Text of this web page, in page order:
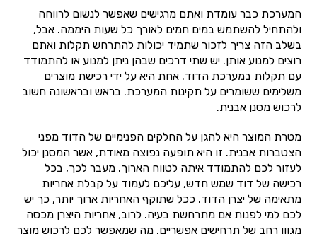
המערכת כבר עומדת ואתם מרגישים שאפשר לנשום לרווחה
ולהתחיל להשתמש במים חמים לאורך כל שעות היממה. אבל,
בשלב הזה צריך לזכור שתמיד יכולות להתרחש תקלות ואתם
רוצים למנוע אותן. יש שתי דרכים שבהן ניתן למנוע או להתמודד
עם תקלות במערכת הדוד. אחת היא על ידי רכישת מוצרים
משלימים ששומרים על תקינות המערכת. בראש ובראשונה חשוב
לרכוש מסנן אבנית.
מטרת המוצר היא להגן על החלקים הפנימיים של הדוד מפני
הצטברות אבנית. זו היא תופעה נפוצה מאודת, אשר המסנן יכול
לעזור לכם להתמודד איתה לטווח הארוך. מעבר לכך, בכל
רכישה של דוד שמש חדש, עליכם לעמוד על קבלת אחריות
מתאימה של יצרן הדוד. ככל שתוקף האחריות ארוך יותר, כך יש
לכם למי לפנות אם מתרחשת בעיה. לרוב, אחריות היצרן מכסה
מגוון רחב של תרחישים אפשריים, מה שמאפשר לכם לרכוש מוצר